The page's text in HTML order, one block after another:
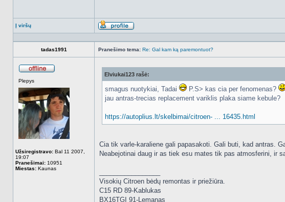
Į viršų
Aprašymas
tadas1991
Pranešimo tema: Re: Gal kam ką paremontuot?
Plepys
Užsiregistravo: Bal 11 2007,
19:07
Pranešimai: 10951
Miestas: Kaunas
Elviukai123 rašė:
smagus nuotykiai, Tadai P.S> kas cia per fenomenas?
jau antras-trecias replacement variklis plaka siame kebule?
https://autoplius.lt/skelbimai/citroen- ... 16435.html
Cia tik varle-karaliene gali papasakoti. Gali buti, kad antras.
Neabejotinai daug ir as tiek esu mates tik pas atmosferini, ir
Visokių Citroen bėdų remontas ir priežiūra.
C15 RD 89-Kablukas
BX16TGI 91-Lemąnas